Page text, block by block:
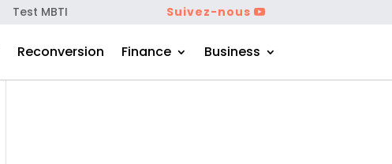
Test MBTI Suivez-nous
Reconversion Finance Business